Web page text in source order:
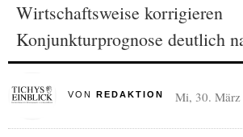
Wirtschaftsweise korrigieren
Konjunkturprognose deutlich
VON REDAKTION Mi, 30. März